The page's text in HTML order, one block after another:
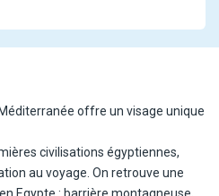
offre un visage unique
civilisations égyptiennes,
au voyage. On retrouve une
Egypte : barrière montagneuse,